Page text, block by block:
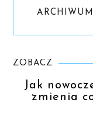
ARCHIWUM
ZOBACZ
Jak
zmienia